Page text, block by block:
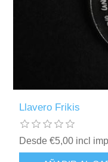
Llavero Frikis
Desde €5,00 incl